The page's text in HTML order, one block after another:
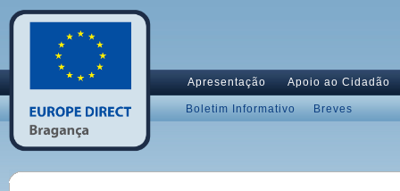
Apresentação Apoio ao Cidadão
Boletim Informativo Breves